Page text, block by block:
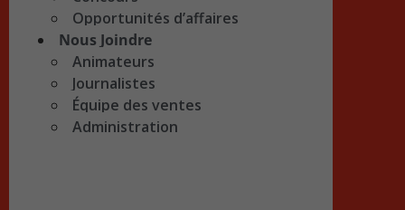
Opportunités d’affaires
Nous Joindre
Animateurs
Journalistes
Équipe des ventes
Administration